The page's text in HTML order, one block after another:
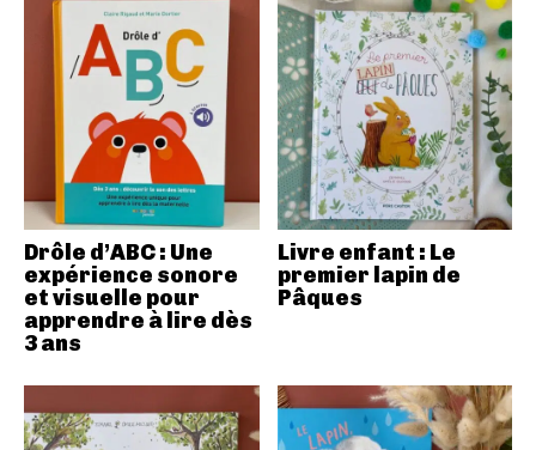
Drôle d’ABC : Une
expérience sonore
et visuelle pour
apprendre à lire dès
3 ans
Livre enfant : Le
premier lapin de
Pâques